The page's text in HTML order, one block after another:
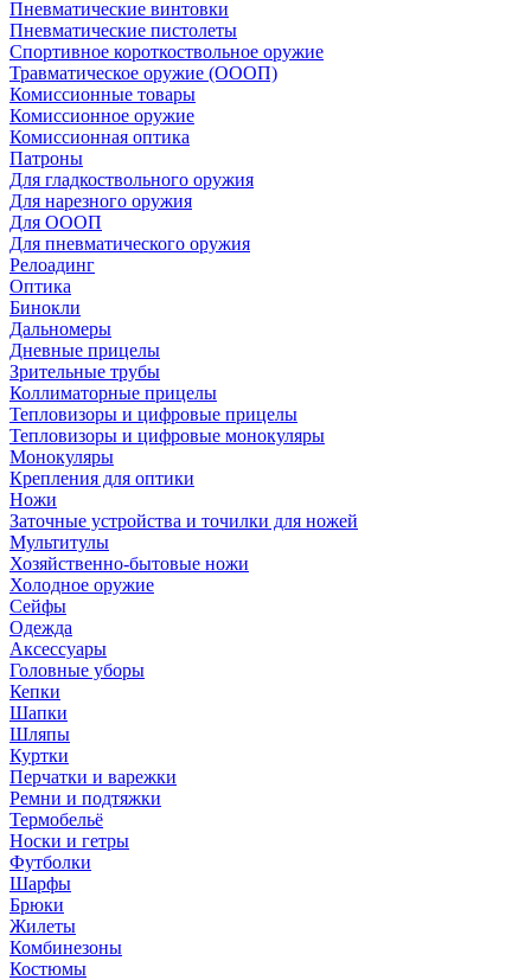
Пневматические винтовки
Пневматические пистолеты
Спортивное короткоствольное оружие
Травматическое оружие (ОООП)
Комиссионные товары
Комиссионное оружие
Комиссионная оптика
Патроны
Для гладкоствольного оружия
Для нарезного оружия
Для ОООП
Для пневматического оружия
Релоадинг
Оптика
Бинокли
Дальномеры
Дневные прицелы
Зрительные трубы
Коллиматорные прицелы
Тепловизоры и цифровые прицелы
Тепловизоры и цифровые монокуляры
Монокуляры
Крепления для оптики
Ножи
Заточные устройства и точилки для ножей
Мультитулы
Хозяйственно-бытовые ножи
Холодное оружие
Сейфы
Одежда
Аксессуары
Головные уборы
Кепки
Шапки
Шляпы
Куртки
Перчатки и варежки
Ремни и подтяжки
Термобельё
Носки и гетры
Футболки
Шарфы
Брюки
Жилеты
Комбинезоны
Костюмы